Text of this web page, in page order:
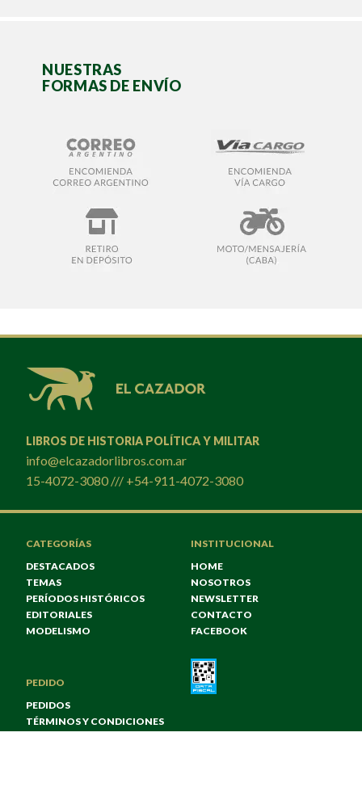
NUESTRAS
FORMAS DE ENVÍO
LIBROS DE HISTORIA POLÍTICA Y MILITAR
info@elcazadorlibros.com.ar
15-4072-3080 /// +54-911-4072-3080
CATEGORÍAS
DESTACADOS
TEMAS
PERÍODOS HISTÓRICOS
EDITORIALES
MODELISMO
INSTITUCIONAL
HOME
NOSOTROS
NEWSLETTER
CONTACTO
FACEBOOK
PEDIDO
PEDIDOS
TÉRMINOS Y CONDICIONES